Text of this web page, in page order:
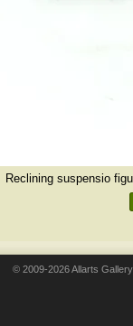
Reclining suspensio
© 2009-2026 Allarts